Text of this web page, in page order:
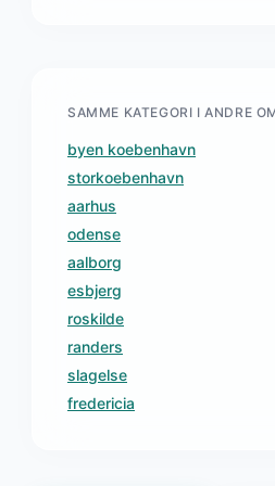
SAMME KATEGORI I ANDRE
byen koebenhavn
storkoebenhavn
aarhus
odense
aalborg
esbjerg
roskilde
randers
slagelse
fredericia